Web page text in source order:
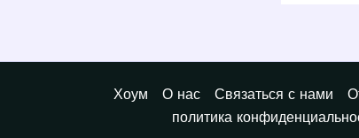
Хоум О нас Связаться с нами
политика